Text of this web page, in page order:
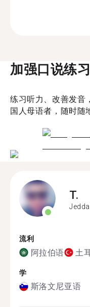
加强口说练
练习听力、改善发音
国人母语者，随时随
T.
流利
阿拉伯语 土
学
斯洛文尼亚语